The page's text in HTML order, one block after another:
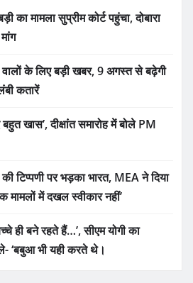
का मामला सुप्रीम कोर्ट पहुंचा, दोबारा
के लिए बड़ी खबर, 9 अगस्त से बढ़ेगी
कतारें
खास’, दीक्षांत समारोह में बोले PM
टिप्पणी पर भड़का भारत, MEA ने दिया
मामलों में दखल स्वीकार नहीं’
ही बने रहते हैं…’, सीएम योगी का
‘बबुआ भी यही करते थे।